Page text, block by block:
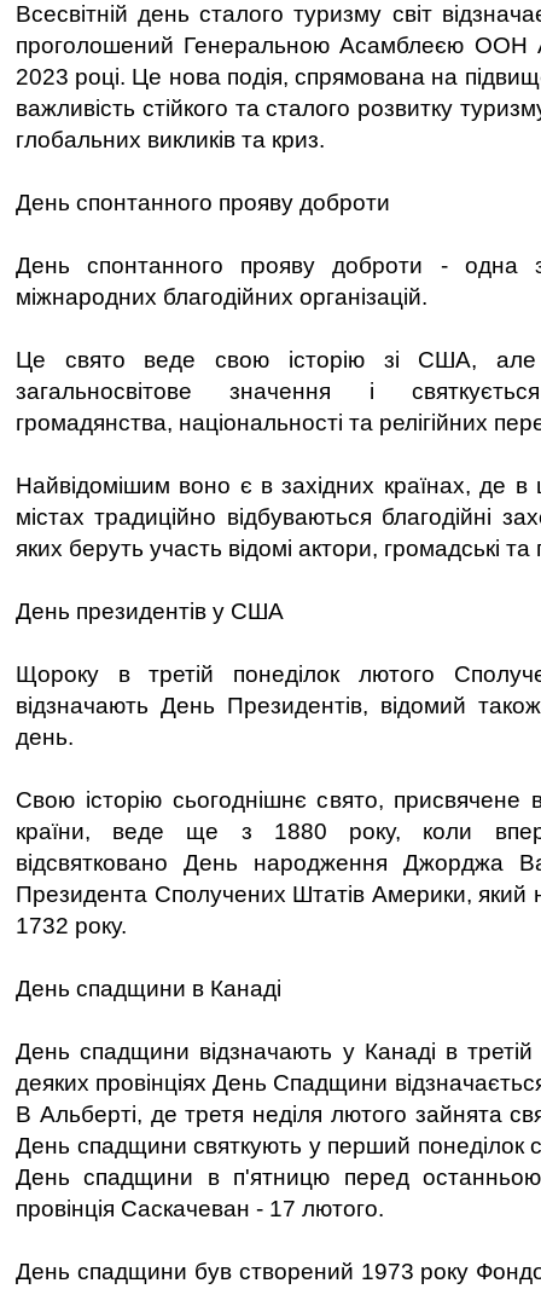
Всесвітній день сталого туризму світ
проголошений Генеральною Асамблеєю
2023 році. Це нова подія, спрямована на
важливість стійкого та сталого розвитку
глобальних викликів та криз.
День спонтанного прояву доброти
День спонтанного прояву доброти - одна з
міжнародних благодійних організацій.
Це свято веде свою історію зі США, але
загальносвітове значення і
громадянства, національності та релігійних
Найвідомішим воно є в західних країнах, де
містах традиційно відбуваються благодійні
яких беруть участь відомі актори, громадські та
День президентів у США
Щороку в третій понеділок лютого
відзначають День Президентів, відомий
день.
Свою історію сьогоднішнє свято, присвячене
країни, веде ще з 1880 року, коли
відсвятковано День народження Джорджа
Президента Сполучених Штатів Америки, який
1732 року.
День спадщини в Канаді
День спадщини відзначають у Канаді в
деяких провінціях День Спадщини
В Альберті, де третя неділя лютого зайнята
День спадщини святкують у перший понеділок
День спадщини в п'ятницю перед
провінція Саскачеван - 17 лютого.
День спадщини був створений 1973 року